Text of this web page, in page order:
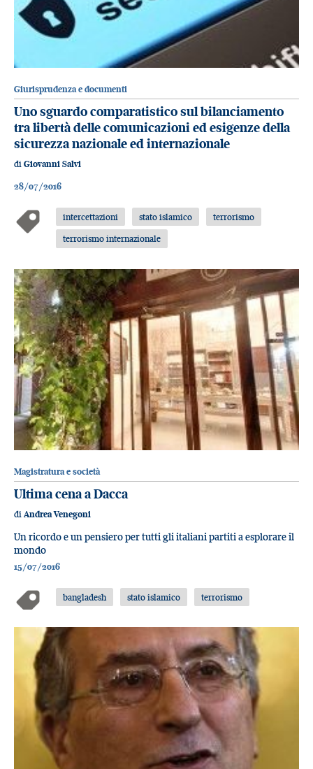
Giurisprudenza e documenti
Uno sguardo comparatistico sul bilanciamento
tra libertà delle comunicazioni ed esigenze della
sicurezza nazionale ed internazionale
di Giovanni Salvi
28/07/2016
intercettazioni stato islamico
terrorismo
terrorismo internazionale
Magistratura e società
Ultima cena a Dacca
di Andrea Venegoni
Un ricordo e un pensiero per tutti gli italiani partiti a esplorare il
mondo
15/07/2016
bangladesh stato islamico terrorismo